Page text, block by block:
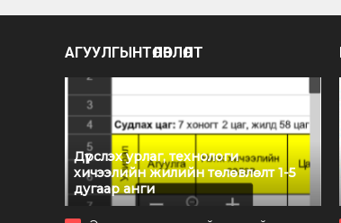
АГУУЛГЫНТӨЛӨВЛӨЛТ
Дүрслэх урлаг, технологи
хичээлийн жилийн төлөвлөлт 1-5
дугаар анги